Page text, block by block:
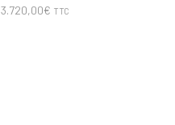
3.720,00€ TTC